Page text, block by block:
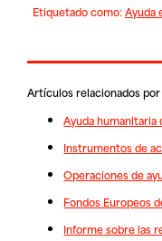
Etiquetado como:Ayuda
Artículos relacionados
Ayuda humanitaria
Instrumentos de
Operaciones de
Fondos Europeos
Informe sobre las